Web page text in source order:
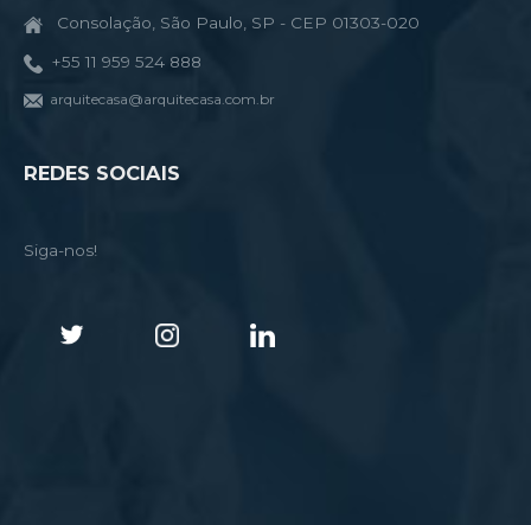
Consolação, São Paulo, SP - CEP 01303-020
+55 11 959 524 888
arquitecasa@arquitecasa.com.br
REDES SOCIAIS
Siga-nos!